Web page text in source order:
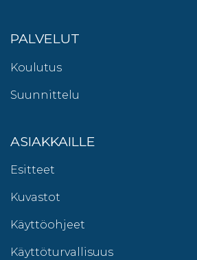
PALVELUT
Koulutus
Suunnittelu
ASIAKKAILLE
Esitteet
Kuvastot
Käyttöohjeet
Käyttöturvallisuus